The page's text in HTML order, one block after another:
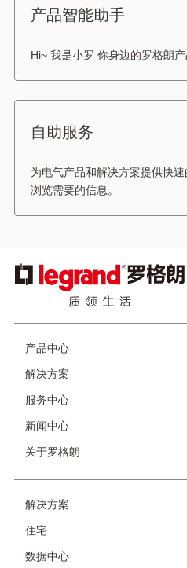
产品智能助手
Hi~ 我是小罗 你身边的罗格朗
自助服务
为电气产品和解决方案提供快
浏览需要的信息。
像
产品中心
解决方案
服务中心
新闻中心
关于罗格朗
友
链
非
解决方案
住宅
数据中心